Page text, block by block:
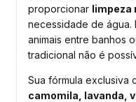
proporcionar limpeza
necessidade de água.
animais entre banhos
tradicional não é
Sua fórmula exclusiva
camomila, lavanda,